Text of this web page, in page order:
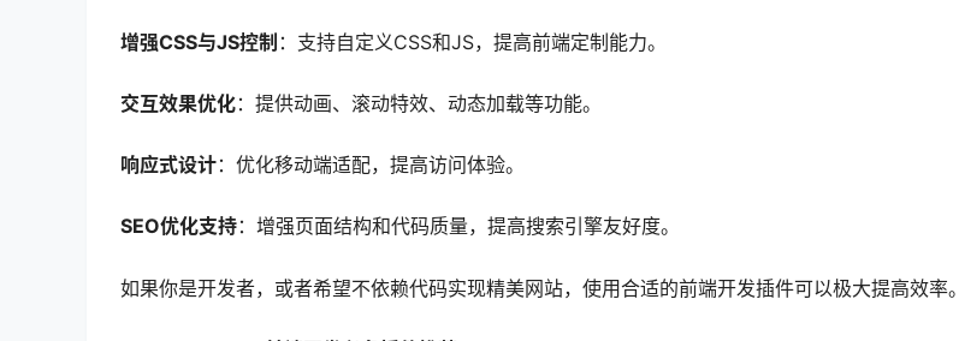
增强CSS与JS控制 ：支持自定义CSS和JS，提高前端定制能力。
交互效果优化：提供动画、滚动特效、动态加载等功能。
响应式设计：优化移动端适配，提高访问体验。
SEO优化支持：增强页面结构和代码质量，提高搜索引擎友好度。
如果你是开发者，或者希望不依赖代码实现精美网站，使用合适的前端开发插件可以极大提高效率。